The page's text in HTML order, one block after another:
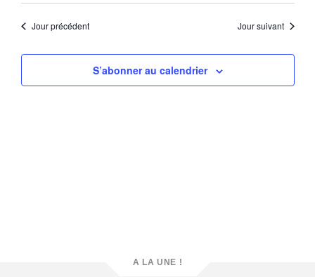
de
vues
date.Jour précédent Jour suivant
S’abonner au calendrier
A LA UNE !